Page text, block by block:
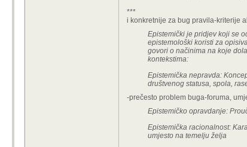
***
i konkretnije za bug pravila-kriterije
Epistemički je pridjev koji se
epistemološki koristi za
govori o načinima na koje
kontekstima:
Epistemička nepravda:
društvenog statusa, spola,
-prečesto problem buga-foruma,
Epistemičko opravdanje:
Epistemička racionalnost:
umjesto na temelju želja